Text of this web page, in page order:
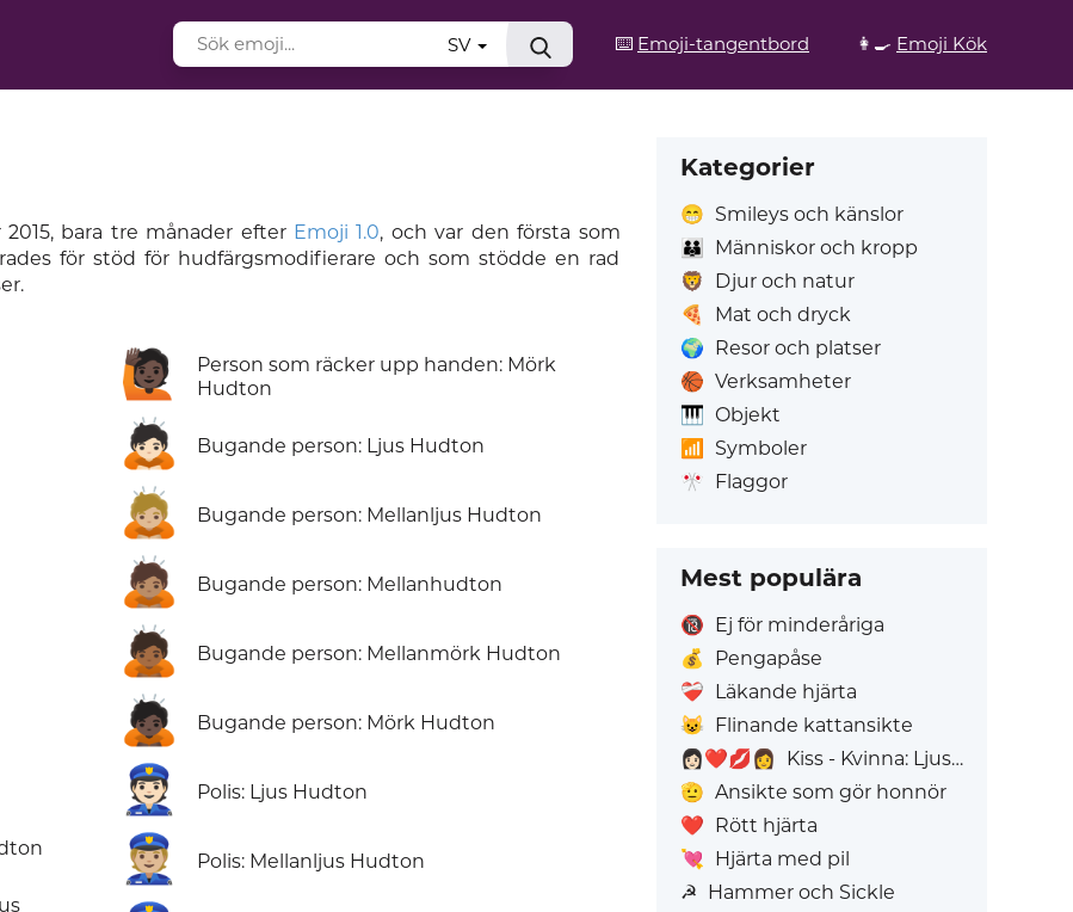
⌨️ Emoji-tangentbord 👩‍🍳 Emoji Kök
SV
bara tre månader efter Emoji 1.0, och var den första som
för stöd för hudfärgsmodifierare och som stödde en rad
🙋🏿
Person som räcker upp handen: Mörk
Hudton
🙇🏻 Bugande person: Ljus Hudton
🙇🏼 Bugande person: Mellanljus Hudton
🙇🏽 Bugande person: Mellanhudton
🙇🏾 Bugande person: Mellanmörk Hudton
🙇🏿 Bugande person: Mörk Hudton
👮🏻 Polis: Ljus Hudton
👮🏼 Polis: Mellanljus Hudton
Kategorier
😁 Smileys och känslor
👪
Människor och kropp
🦁
Djur och natur
🍕
Mat och dryck
🌍 Resor och platser
🏀 Verksamheter
🎹 Objekt
📶
Symboler
🎌 Flaggor
Mest populära
🔞 Ej för minderåriga
💰
Pengapåse
❤️‍🩹 Läkande hjärta
😺 Flinande kattansikte
👩🏻‍❤️‍💋‍👩
Kiss - Kvinna: Ljus hudton, Kvinna: Utan Hudton
🫡 Ansikte som gör honnör
❤️ Rött hjärta
💘 Hjärta med pil
☭ Hammer och Sickle